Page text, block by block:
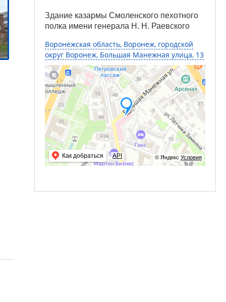
Здание казармы Смоленского пехотного
полка имени генерала Н. Н. Раевского
Воронежская область, Воронеж, городской
округ Воронеж, Большая Манежная улица, 13
© Яндекс Условия
Как добраться API